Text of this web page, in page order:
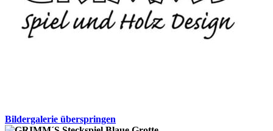
Bildergalerie überspringen